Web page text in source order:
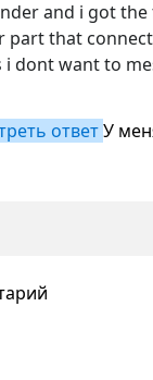
and i got
that
dont want to
ответУ